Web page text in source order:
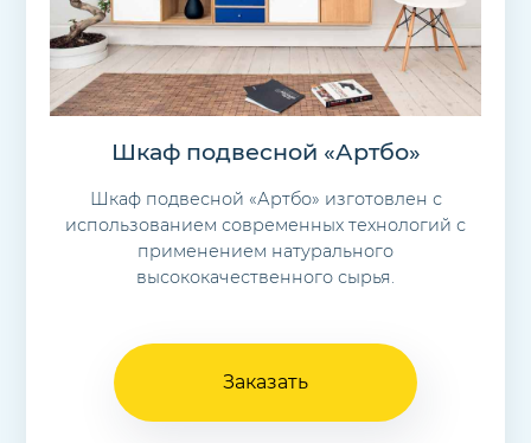
Шкаф подвесной «Артбо»
Шкаф подвесной «Артбо» изготовлен с
использованием современных технологий с
применением натурального
высококачественного сырья.
Заказать